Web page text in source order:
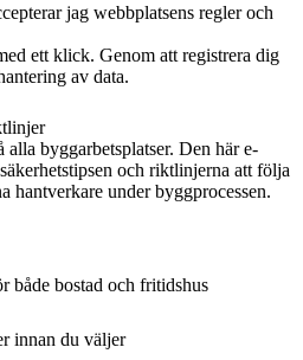
jag webbplatsens regler och
ett klick. Genom att registrera dig
av data.
alla byggarbetsplatser. Den här e-
och riktlinjerna att följa
hantverkare under byggprocessen.
både bostad och fritidshus
innan du väljer